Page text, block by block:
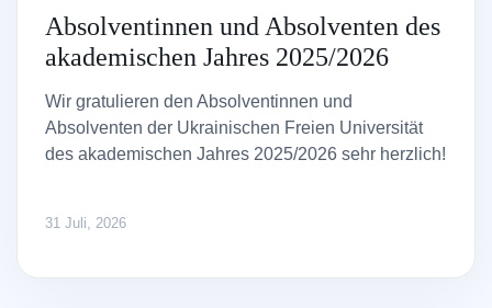
Absolventinnen und Absolventen des
akademischen Jahres 2025/2026
Wir gratulieren den Absolventinnen und
Absolventen der Ukrainischen Freien Universität
des akademischen Jahres 2025/2026 sehr herzlich!
31 Juli, 2026